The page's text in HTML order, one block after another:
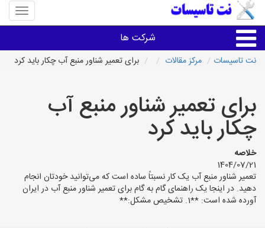
منوی
سایت
شرکت ها
خدمات تاسیسات ساختمان
تاسیساتی های شهرها
نت تاسیسات مرکز مقالات برای تعمیر شناور منبع آب چکار باید کرد
برای تعمیر شناور منبع آب
چکار باید کرد
خلاصه
1404/07/21
تعمیر شناور منبع آب یک کار نسبتاً ساده است که می‌توانید خودتان انجام
دهید. در اینجا یک راهنمای گام به گام برای تعمیر شناور منبع آب در ایران
آورده شده است: **1. تشخیص مشکل:**